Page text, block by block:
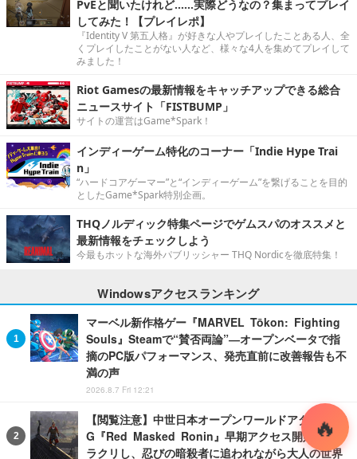
PvEと聞いたけれど……実際どうなの？集まってプレイ
してみた！【プレイレポ】
『Identity V 第五人格』が好きな人やプレイしたことある人、全
くプレイしたことがない人など、様々な4人を集めてプレイして
みました！
Riot Gamesの最新情報をキャッチアップできる総合
ニュースサイト「FISTBUMP」
サイトの運営はGame*Spark！
インディーゲーム特化のコーナー「Indie Hype Trai
n」
“ハードコアゲーマー”と“インディーゲーム”を繋げることを目的
としたGame*Spark特別企画。
THQノルディック特集ページでゲムスパのオススメと
最新情報をチェックしよう
今最もホットな海外パブリッシャー THQ Nordicを徹底特集！
Windowsアクセスランキング
マーベル新作格ゲー『MARVEL Tōkon: Fighting
Souls』Steamで“賛否両論”―オープンベータで指
摘のPC版パフォーマンス、発売直前に改善報告も不
満の声
2026.8.7 Fri 12:21
【閲覧注意】中世日本オープンワールドアダルトRP
G『Red Masked Ronin』早期アクセス開始！キャ
ラクリし、忍びの暗殺者に追われながら大人の世界